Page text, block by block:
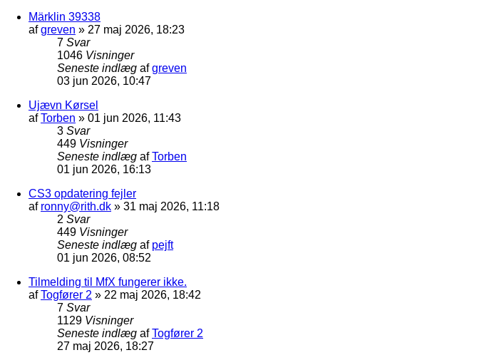
Märklin 39338
afgreven » 27 maj 2026, 18:23
7 Svar
1046 Visninger
Seneste indlæg afgreven
03 jun 2026, 10:47
Ujævn Kørsel
afTorben » 01 jun 2026, 11:43
3 Svar
449 Visninger
Seneste indlæg afTorben
01 jun 2026, 16:13
CS3 opdatering fejler
af ronny@rith.dk » 31 maj 2026, 11:18
2 Svar
449 Visninger
Seneste indlæg af pejft
01 jun 2026, 08:52
Tilmelding til MfX fungerer ikke.
afTogfører 2 » 22 maj 2026, 18:42
7 Svar
1129 Visninger
Seneste indlæg afTogfører 2
27 maj 2026, 18:27